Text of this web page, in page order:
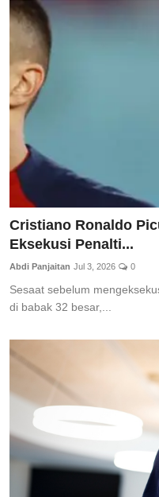
Cristiano Ronaldo
Eksekusi Penalti...
Abdi Panjaitan Jul 3, 2026 0
Sesaat sebelum
di babak 32 besar,...